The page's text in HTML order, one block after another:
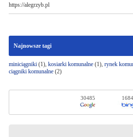
https://alegrzyb.pl
Najnowsze tagi
miniciągniki(1), kosiarki komunalne(1), rynek
ciągniki komunalne(2)
30485